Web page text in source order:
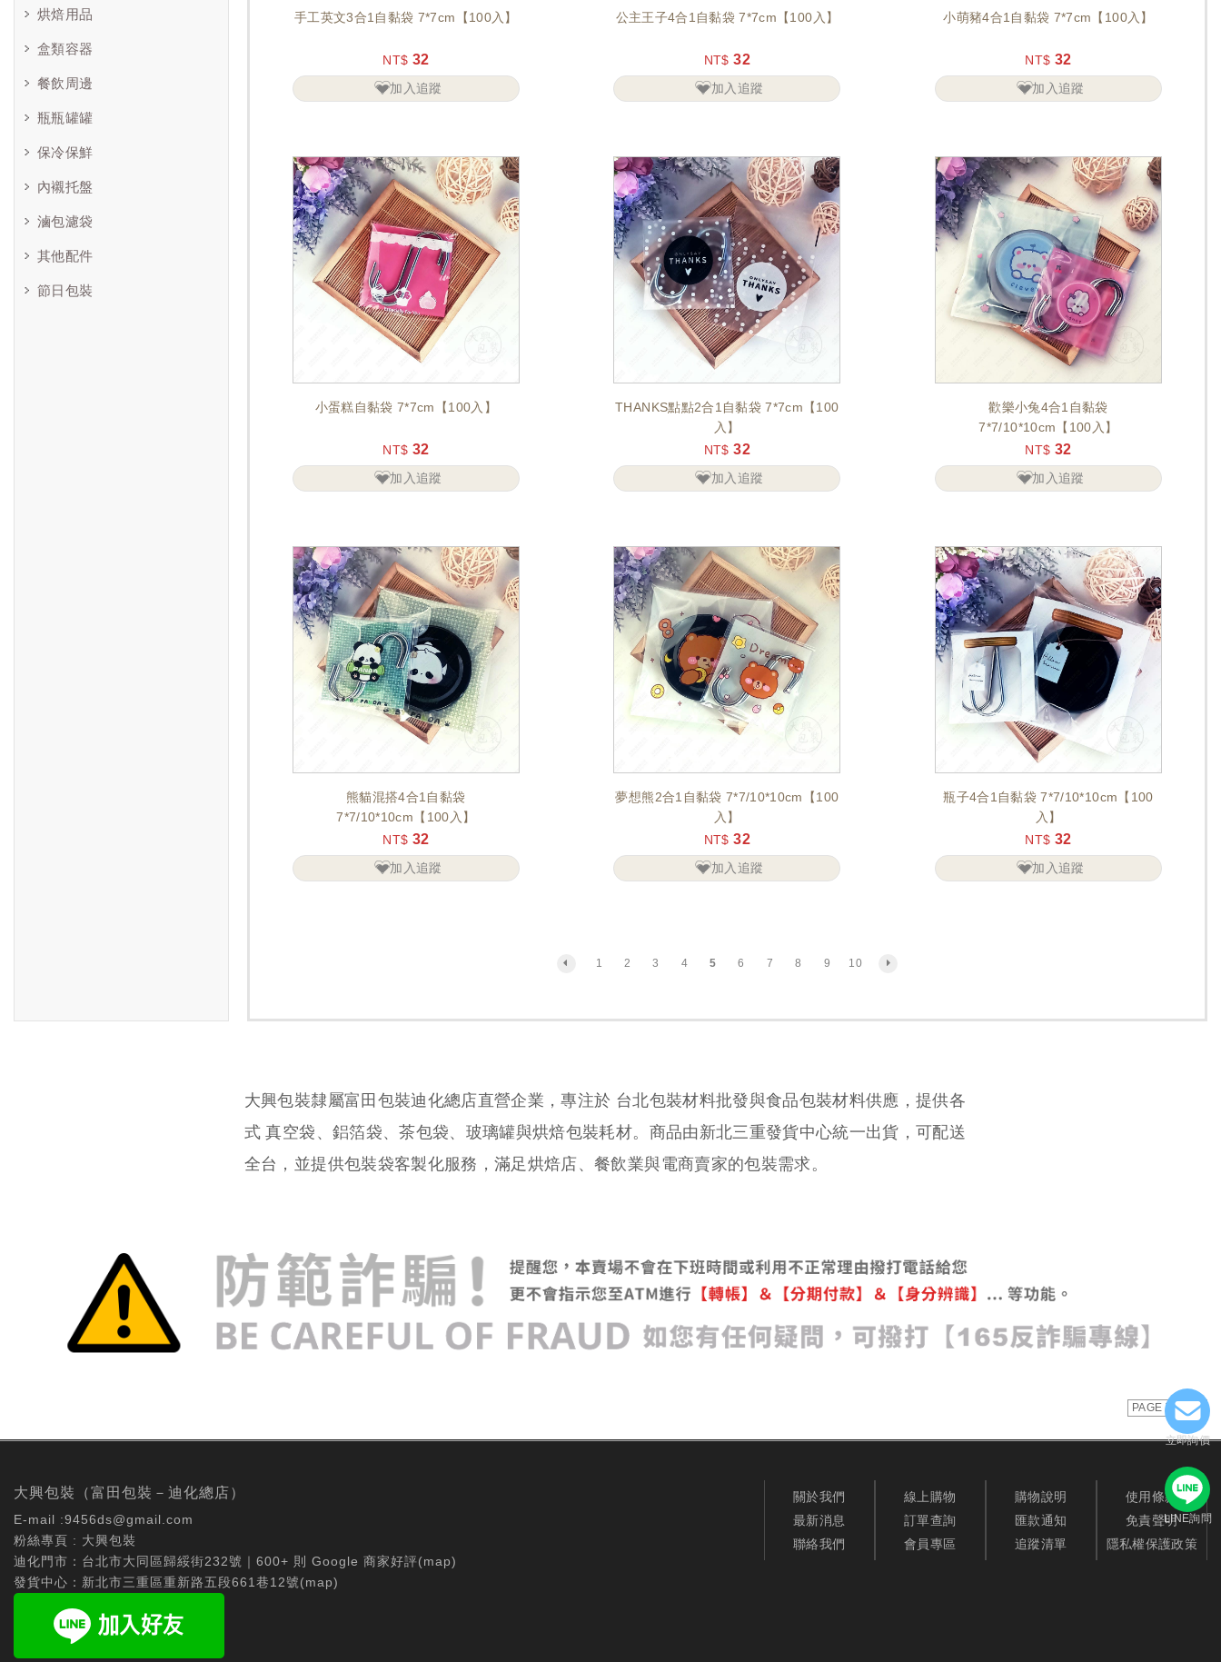
立即詢價
LINE詢問
烘焙用品
盒類容器
餐飲周邊
瓶瓶罐罐
保冷保鮮
內襯托盤
滷包濾袋
其他配件
節日包裝
手工英文3合1自黏袋 7*7cm【100入】
NT$ 32
加入追蹤
公主王子4合1自黏袋 7*7cm【100入】
NT$ 32
加入追蹤
小萌豬4合1自黏袋 7*7cm【100入】
NT$ 32
加入追蹤
小蛋糕自黏袋 7*7cm【100入】
NT$ 32
加入追蹤
THANKS點點2合1自黏袋 7*7cm【100
入】
NT$ 32
加入追蹤
歡樂小兔4合1自黏袋
7*7/10*10cm【100入】
NT$ 32
加入追蹤
熊貓混搭4合1自黏袋
7*7/10*10cm【100入】
NT$ 32
加入追蹤
夢想熊2合1自黏袋 7*7/10*10cm【100
入】
NT$ 32
加入追蹤
瓶子4合1自黏袋 7*7/10*10cm【100
入】
NT$ 32
加入追蹤
1 2 3 4 5 6 7 8 9 10
大興包裝隸屬富田包裝迪化總店直營企業，專注於 台北包裝材料批發與食品包裝材料供應，提供各
式 真空袋、鋁箔袋、茶包袋、玻璃罐與烘焙包裝耗材。商品由新北三重發貨中心統一出貨，可配送
全台，並提供包裝袋客製化服務，滿足烘焙店、餐飲業與電商賣家的包裝需求。
PAGE TOP
大興包裝（富田包裝－迪化總店）
E-mail :9456ds@gmail.com
粉絲專頁 : 大興包裝
迪化門市：台北市大同區歸綏街232號｜600+ 則 Google 商家好評(map)
發貨中心：新北市三重區重新路五段661巷12號(map)
關於我們
最新消息
聯絡我們
線上購物
訂單查詢
會員專區
購物說明
匯款通知
追蹤清單
使用條款
免責聲明
隱私權保護政策